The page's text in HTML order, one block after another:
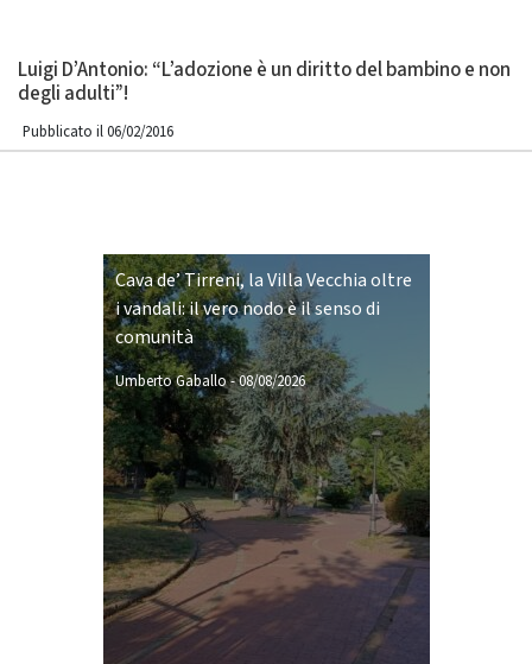
Luigi D’Antonio: “L’adozione è un diritto del bambino e non
degli adulti”!
Pubblicato il 06/02/2016
Cava de’ Tirreni, la Villa Vecchia oltre
i vandali: il vero nodo è il senso di
comunità
Umberto Gaballo-08/08/2026